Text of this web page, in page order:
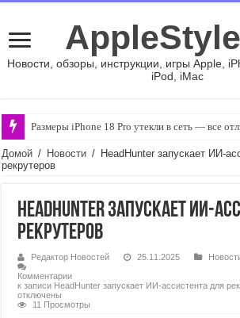
Новости, обзоры, инструкции, игры Apple,
iPod, iMac
Размеры iPhone 18 Pro утекли в сеть — все
Домой / Новости / HeadHunter запускает ИИ-
рекрутеров
HeadHunter запускает ИИ-
рекрутеров
Редактор Новостей 25.11.2025
Комментарии
к записи HeadHunter запускает ИИ-ассистента для
отключены
11 Просмотры